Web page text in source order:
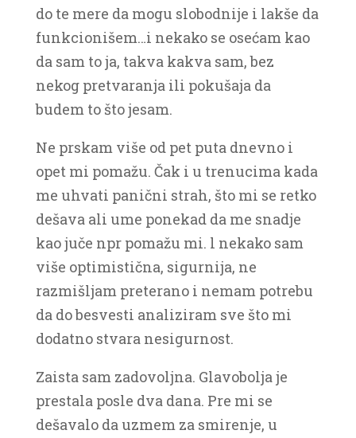
do te mere da mogu slobodnije i lakše da
funkcionišem…i nekako se osećam kao
da sam to ja, takva kakva sam, bez
nekog pretvaranja ili pokušaja da
budem to što jesam.
Ne prskam više od pet puta dnevno i
opet mi pomažu. Čak i u trenucima kada
me uhvati panični strah, što mi se retko
dešava ali ume ponekad da me snadje
kao juče npr pomažu mi. l nekako sam
više optimistična, sigurnija, ne
razmišljam preterano i nemam potrebu
da do besvesti analiziram sve što mi
dodatno stvara nesigurnost.
Zaista sam zadovoljna. Glavobolja je
prestala posle dva dana. Pre mi se
dešavalo da uzmem za smirenje, u